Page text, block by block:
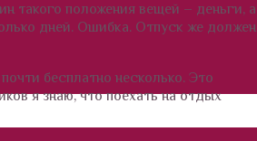
такого положения вещей – деньги, а
дней. Ошибка. Отпуск же должен
бесплатно несколько. Это
я знаю, что поехать на отдых